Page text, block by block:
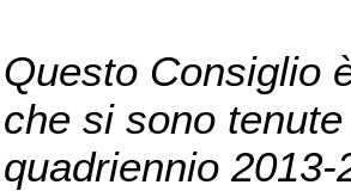
Questo Consiglio
che si sono
quadriennio 2013-